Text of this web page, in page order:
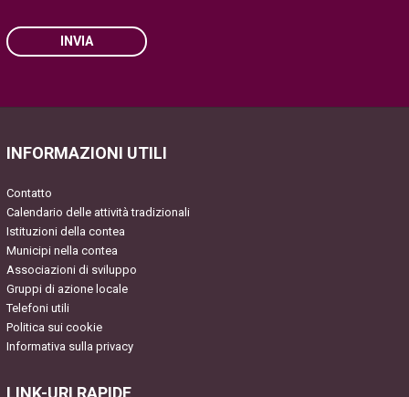
INVIA
INFORMAZIONI UTILI
Contatto
Calendario delle attività tradizionali
Istituzioni della contea
Municipi nella contea
Associazioni di sviluppo
Gruppi di azione locale
Telefoni utili
Politica sui cookie
Informativa sulla privacy
LINK-URI RAPIDE